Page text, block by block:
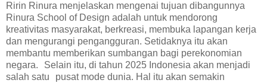
Ririn Rinura menjelaskan mengenai tujuan dibangunnya
Rinura School of Design adalah untuk mendorong
kreativitas masyarakat, berkreasi, membuka lapangan kerja
dan mengurangi pengangguran. Setidaknya itu akan
membantu memberikan sumbangan bagi perekonomian
negara. Selain itu, di tahun 2025 Indonesia akan menjadi
salah satu pusat mode dunia. Hal itu akan semakin